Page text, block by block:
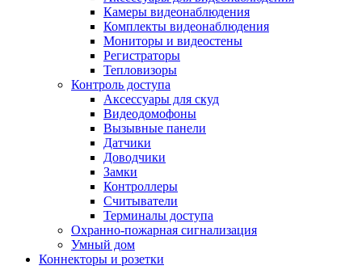
Паяльное оборудование
Садовая техника
Минимойки
Аксессуары для минимоек
Газонокосилки и триммеры
Газонокосилки
Культиваторы и мотоблоки
Аэраторы и скарификаторы
Мотоблоки
Генераторы
Снегоуборщики
Воздуходувки
Цепные и бензопилы
Оснастка к садовой технике
Садовые насосы
Поливочное оборудование
Садовые измельчители
Гидроаккумуляторы
Камеры видеонаблюдения
Комплекты видеонаблюдения
Мониторы и видеостены
Регистраторы
Тепловизоры
Контроль доступа
Аксессуары для скуд
Видеодомофоны
Вызывные панели
Датчики
Доводчики
Замки
Контроллеры
Считыватели
Терминалы доступа
Охранно-пожарная сигнализация
Умный дом
Коннекторы и розетки